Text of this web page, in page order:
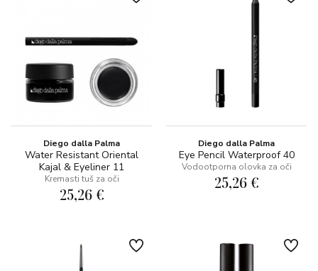
Diego dalla Palma
Water Resistant Oriental
Kajal & Eyeliner 11
Kremasti tuš za oči
25,26 €
Diego dalla Palma
Eye Pencil Waterproof 40
Vodootporna olovka za oči
25,26 €